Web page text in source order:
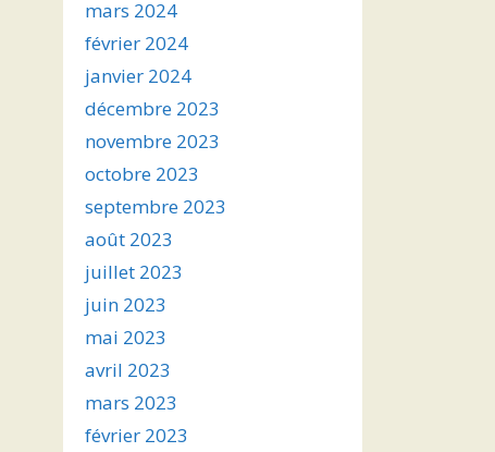
mars 2024
février 2024
janvier 2024
décembre 2023
novembre 2023
octobre 2023
septembre 2023
août 2023
juillet 2023
juin 2023
mai 2023
avril 2023
mars 2023
février 2023